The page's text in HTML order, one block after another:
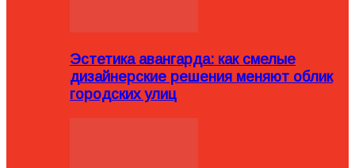
Эстетика авангарда: как смелые
дизайнерские решения меняют облик
городских улиц